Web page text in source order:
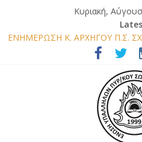
Κυριακή,
ΕΝΗΜΕΡΩΣΗ Κ. ΑΡΧΗΓΟΥ Π.Σ.
ΘΕΣΕΙΣ ΝΟΜΟΥ ΜΕΣΣΗΝΙΑΣ
ΕΝΗΜΕΡΩΣΗ ΜΕΛΩΝ –
ΚΛΙΜΑΚΙΑ ΤΟΥ ΝΟΜΟΥ ΜΑΣ
ΕΝΗΜΕΡΩΣΗ ΜΕΛΩΝ ΓΙΑ
ΕΝΗΜΕΡΩΣΗ ΜΕΛΩΝ –
ΕΠΙΣΤΟΛΗ ΓΙΑ ΣΧΕΔΙΟ ΔΑΣΩΝ